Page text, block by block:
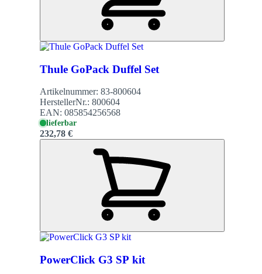
Thule GoPack Duffel Set
Artikelnummer: 83-800604
HerstellerNr.: 800604
EAN: 085854256568
lieferbar
232,78 €
PowerClick G3 SP kit